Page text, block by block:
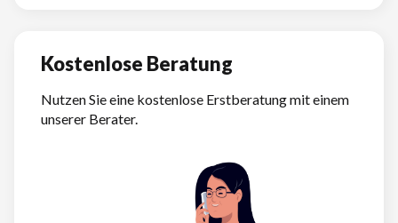
Kostenlose Beratung
Nutzen Sie eine kostenlose Erstberatung mit einem
unserer Berater.